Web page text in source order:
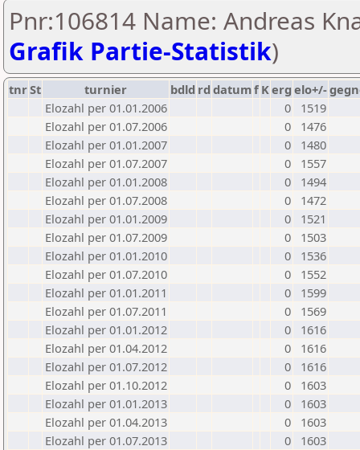
Pnr:106814 Name: Andreas
Grafik Partie-Statistik)
tnrSt turnier bdld rd datumf Kerg elo+/-
Elozahl per 01.01.2006
0
1519
Elozahl per 01.07.2006
0
1476
Elozahl per 01.01.2007
0
1480
Elozahl per 01.07.2007
0
1557
Elozahl per 01.01.2008
0
1494
Elozahl per 01.07.2008
0
1472
Elozahl per 01.01.2009
0
1521
Elozahl per 01.07.2009
0
1503
Elozahl per 01.01.2010
0
1536
Elozahl per 01.07.2010
0
1552
Elozahl per 01.01.2011
0
1599
Elozahl per 01.07.2011
0
1569
Elozahl per 01.01.2012
0
1616
Elozahl per 01.04.2012
0
1616
Elozahl per 01.07.2012
0
1616
Elozahl per 01.10.2012
0
1603
Elozahl per 01.01.2013
0
1603
Elozahl per 01.04.2013
0
1603
Elozahl per 01.07.2013
0
1603